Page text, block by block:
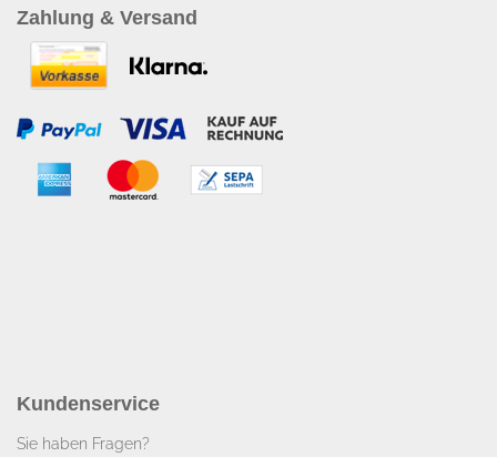
Zahlung & Versand
Kundenservice
Sie haben Fragen?